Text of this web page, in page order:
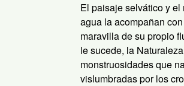
El paisaje selvático y
agua la acompañan
maravilla de su propio
le sucede, la
monstruosidades que
vislumbradas por los